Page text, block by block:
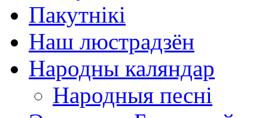
Пакутнікі
Наш люстрадзён
Народны каляндар
Народныя песні